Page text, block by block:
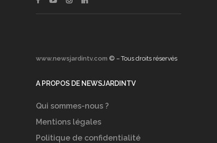
www.newsjardintv.com © – Tous droits réservés
A PROPOS DE NEWSJARDINTV
Qui sommes-nous ?
Mentions légales
Politique de confidentialité